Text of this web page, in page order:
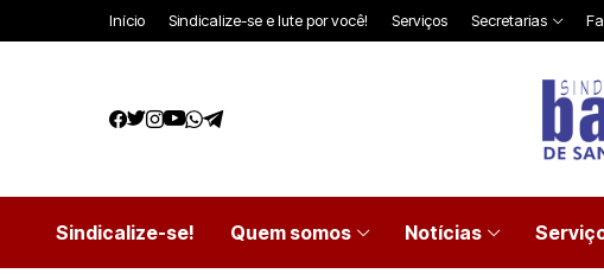
Início Sindicalize-se e lute por você! Serviços Secretarias
Sindicalize-se! Quem somos Notícias